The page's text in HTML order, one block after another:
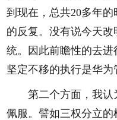
到现在，总共20多年
的反复。没有说今天
统。因此前瞻性的去进
坚定不移的执行是华为
第二个方面，我认
佩服。譬如三权分立